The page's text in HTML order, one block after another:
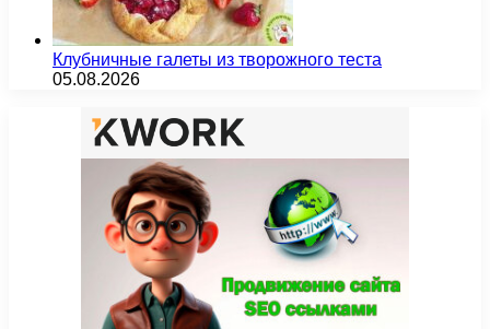
Клубничные галеты из творожного теста
05.08.2026